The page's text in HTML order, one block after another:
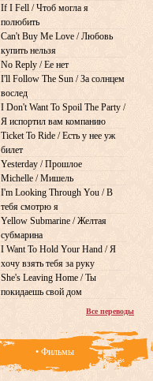
If I Fell / Чтоб могла я
полюбить
Can't Buy Me Love / Любовь
купить нельзя
No Reply / Ее нет
I'll Follow The Sun / За солнцем
вослед
I Don't Want To Spoil The Party /
Я испортил вам компанию
Ticket To Ride / Есть у нее уж
билет
Yesterday / Прошлое
Michelle / Мишель
I'm Looking Through You / В
тебя смотрю я
Yellow Submarine / Желтая
субмарина
I Want To Hold Your Hand / Я
хочу взять тебя за руку
She's Leaving Home / Ты
покидаешь свой дом
Все переводы
• Фильмы